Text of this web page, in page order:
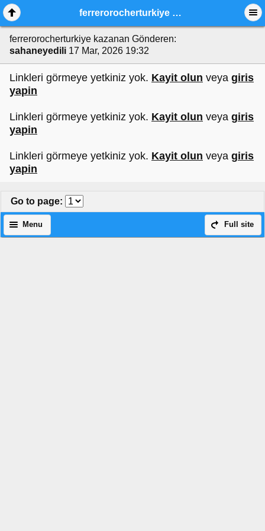
ferrerorocherturkiye kazanan
ferrerorocherturkiye kazanan Gönderen:
sahaneyedili 17 Mar, 2026 19:32
Linkleri görmeye yetkiniz yok. Kayit olun veya giris
yapin
Linkleri görmeye yetkiniz yok. Kayit olun veya giris
yapin
Linkleri görmeye yetkiniz yok. Kayit olun veya giris
yapin
Go to page:
Full site
Menu